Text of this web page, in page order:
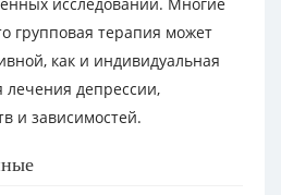
групповая терапия может
как и индивидуальная
лечения депрессии,
и зависимостей.